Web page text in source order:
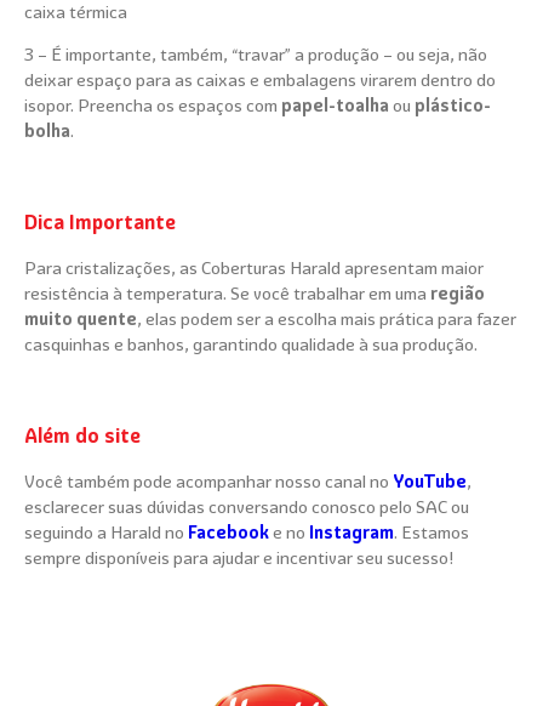
caixa térmica
3 – É importante, também, “travar” a produção – ou seja, não
deixar espaço para as caixas e embalagens virarem dentro do
isopor. Preencha os espaços com papel-toalha ou plástico-
bolha.
Dica Importante
Para cristalizações, as Coberturas Harald apresentam maior
resistência à temperatura. Se você trabalhar em uma região
muito quente, elas podem ser a escolha mais prática para fazer
casquinhas e banhos, garantindo qualidade à sua produção.
Além do site
Você também pode acompanhar nosso canal no YouTube,
esclarecer suas dúvidas conversando conosco pelo SAC ou
seguindo a Harald no Facebooke no Instagram. Estamos
sempre disponíveis para ajudar e incentivar seu sucesso!